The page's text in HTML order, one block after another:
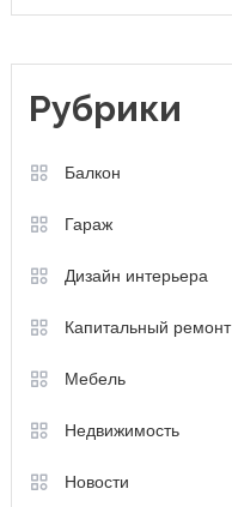
Рубрики
Балкон
Гараж
Дизайн интерьера
Капитальный ремонт
Мебель
Недвижимость
Новости